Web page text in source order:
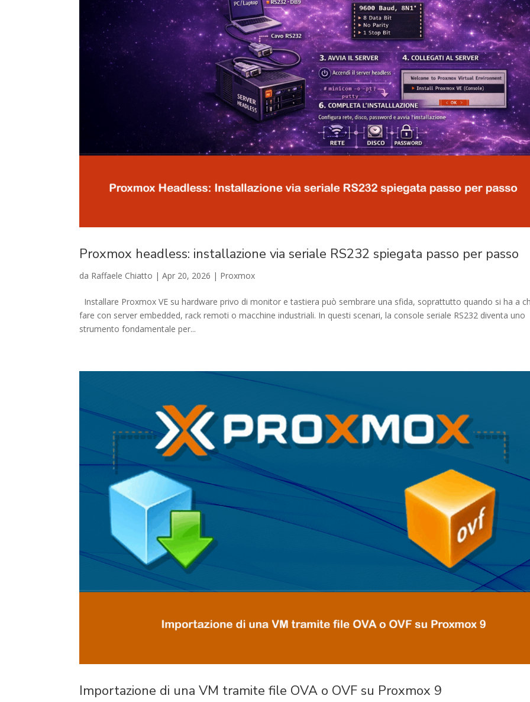
Proxmox headless: installazione via seriale RS232 spiegata passo per passo
da Raffaele Chiatto |Apr 20, 2026 | Proxmox
Installare Proxmox VE su hardware privo di monitor e tastiera può sembrare una sfida, soprattutto quando si ha a
fare con server embedded, rack remoti o macchine industriali. In questi scenari, la console seriale RS232 diventa uno
strumento fondamentale per...
Importazione di una VM tramite file OVA o OVF su Proxmox 9